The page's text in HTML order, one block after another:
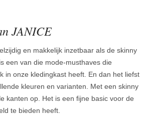
JANICE
en makkelijk inzetbaar als de skinny
een van die mode-musthaves die
in onze kledingkast heeft. En dan het liefst
kleuren en varianten. Met een skinny
kanten op. Het is een fijne basic voor de
te bieden heeft.